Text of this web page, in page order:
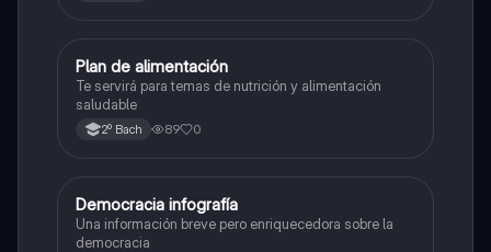
Ética y valores
Plan de alimentación
Te servirá para temas de nutrición y alimentación
saludable
2º Bach 89 0
Ética y valores
Democracia infografía
Una información breve pero enriquecedora sobre la
democracia